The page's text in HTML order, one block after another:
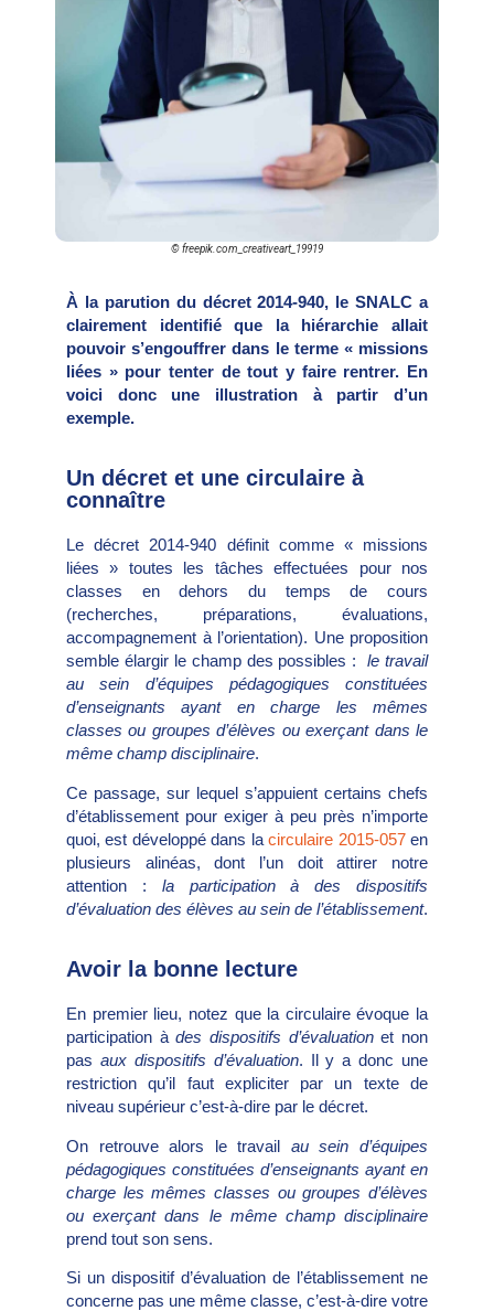
© freepik.com_creativeart_19919
À la parution du décret 2014-940, le SNALC a
clairement identifié que la hiérarchie allait
pouvoir s’engouffrer dans le terme « missions
liées » pour tenter de tout y faire rentrer. En
voici donc une illustration à partir d’un
exemple.
Un décret et une circulaire à
connaître
Le décret 2014-940 définit comme « missions
liées » toutes les tâches effectuées pour nos
classes en dehors du temps de cours
(recherches, préparations, évaluations,
accompagnement à l’orientation). Une proposition
semble élargir le champ des possibles :le travail
au sein d’équipes pédagogiques constituées
d’enseignants ayant en charge les mêmes
classes ou groupes d’élèves ou exerçant dans le
même champ disciplinaire.
Ce passage, sur lequel s’appuient certains chefs
d’établissement pour exiger à peu près n’importe
quoi, est développé dans lacirculaire 2015-057en
plusieurs alinéas, dont l’un doit attirer notre
attention : la participation à des dispositifs
d’évaluation des élèves au sein de l’établissement.
Avoir la bonne lecture
En premier lieu, notez que la circulaire évoque la
participation àdes dispositifs d’évaluationet non
pas aux dispositifs d’évaluation. Il y a donc une
restriction qu’il faut expliciter par un texte de
niveau supérieur c’est-à-dire par le décret.
On retrouve alors le travail au sein d’équipes
pédagogiques constituées d’enseignants ayant en
charge les mêmes classes ou groupes d’élèves
ou exerçant dans le même champ disciplinaire
prend tout son sens.
Si un dispositif d’évaluation de l’établissement ne
concerne pas une même classe, c’est-à-dire votre